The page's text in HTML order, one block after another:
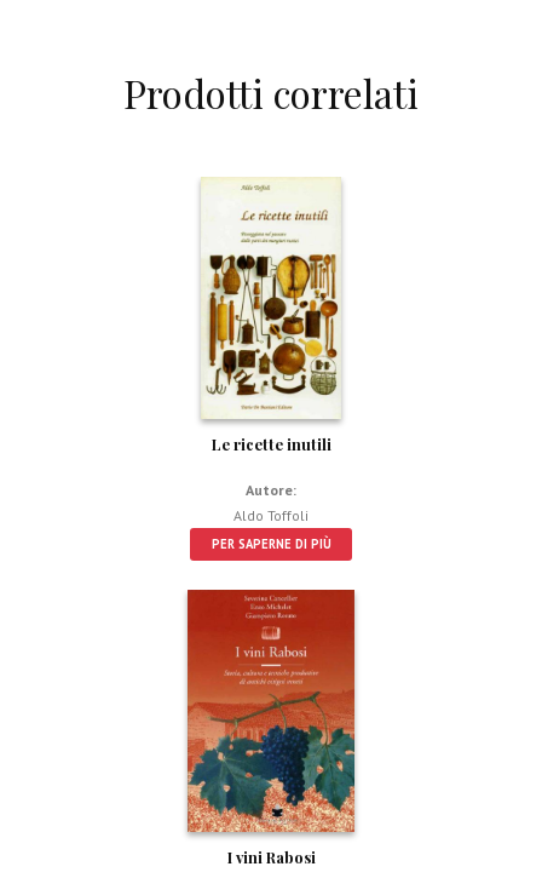
Prodotti correlati
Le ricette inutili
Autore:
Aldo Toffoli
PER SAPERNE DI PIÙ
I vini Rabosi